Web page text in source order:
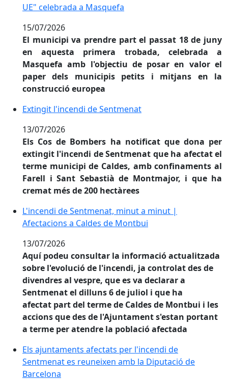
UE" celebrada a Masquefa
15/07/2026
El municipi va prendre part el passat 18 de juny
en aquesta primera trobada, celebrada a
Masquefa amb l'objectiu de posar en valor el
paper dels municipis petits i mitjans en la
construcció europea
Extingit l'incendi de Sentmenat
Extingit l'incendi de Sentmenat
13/07/2026
Els Cos de Bombers ha notificat que dona per
extingit l'incendi de Sentmenat que ha afectat el
terme municipi de Caldes, amb confinaments al
Farell i Sant Sebastià de Montmajor, i que ha
cremat més de 200 hectàrees
L'incendi de Sentmenat, minut a minut | Afectacions
L'incendi de Sentmenat, minut a minut |
Afectacions a Caldes de Montbui
13/07/2026
Aquí podeu consultar la informació actualitzada
sobre l'evolució de l'incendi, ja controlat des de
divendres al vespre, que es va declarar a
Sentmenat el dilluns 6 de juliol i que ha
afectat part del terme de Caldes de Montbui i les
accions que des de l'Ajuntament s'estan portant
a terme per atendre la població afectada
Els ajuntaments afectats per l'incendi de Sentmenat
Els ajuntaments afectats per l'incendi de
Sentmenat es reuneixen amb la Diputació de
Barcelona